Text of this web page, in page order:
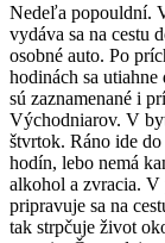
Nedeľa popouldní.
vydáva sa na cestu
osobné auto. Po
hodinách sa
sú zaznamenané i
Východniarov. V
štvrtok. Ráno ide
hodín, lebo nemá
alkohol a zvracia.
pripravuje sa na
tak strpčuje život